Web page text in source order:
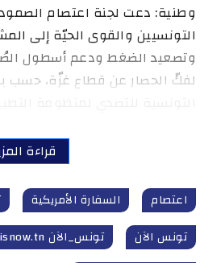
وطنية: دعت لجنة اعتصام الصمود
التونسيين والقوى الحيّة إلى
وتصعيد الضغط ودعم أسطول
لفكّ الحصار عن قطاع غزّة، حسب
قراءة
اعتصام السفارة الأمريكية
تونس الآن
تونس_الآن tunisnow.tn